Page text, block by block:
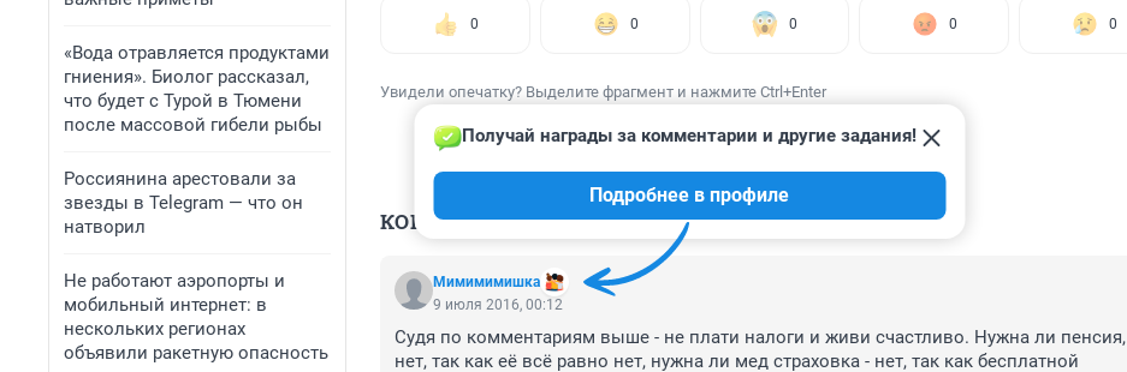
«Вода отравляется продуктами
гниения». Биолог рассказал,
что будет с Турой в Тюмени
после массовой гибели рыбы
Россиянина арестовали за
звезды в Telegram — что он
натворил
Не работают аэропорты и
мобильный интернет: в
нескольких регионах
объявили ракетную опасность
0 0 0 0 0
Увидели опечатку? Выделите фрагмент и нажмите Ctrl+Enter
КОММЕНТАРИИ 15
Мимимимишка
Получай награды за комментарии и другие задания!
Подробнее в профиле
9 июля 2016, 00:12
Судя по комментариям выше - не плати налоги и живи счастливо. Нужна ли пенсия,
нет, так как её всё равно нет, нужна ли мед страховка - нет, так как бесплатной